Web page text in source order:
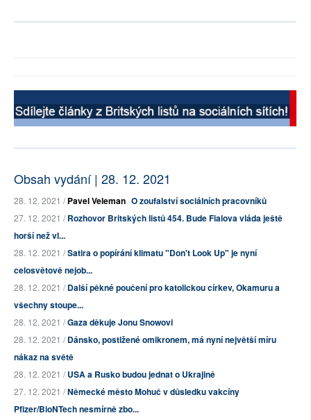
Obsah vydání | 28. 12. 2021
28. 12. 2021 /Pavel Veleman O zoufalství sociálních pracovníků
27. 12. 2021 /Rozhovor Britských listů 454. Bude Fialova vláda ještě
horší než vl...
28. 12. 2021 /Satira o popírání klimatu "Don't Look Up" je nyní
celosvětově nejob...
28. 12. 2021 /Další pěkné poučení pro katolickou církev, Okamuru a
všechny stoupe...
28. 12. 2021 /Gaza děkuje Jonu Snowovi
28. 12. 2021 /Dánsko, postižené omikronem, má nyní největší míru
nákaz na světě
28. 12. 2021 /USA a Rusko budou jednat o Ukrajině
27. 12. 2021 /Německé město Mohuč v důsledku vakcíny
Pfizer/BioNTech nesmírně zbo...